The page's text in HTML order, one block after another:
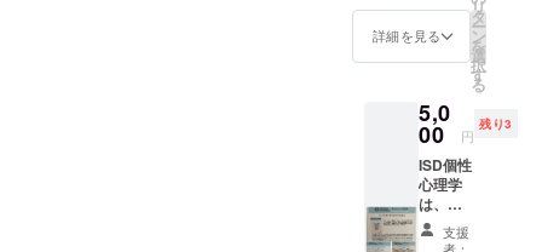
張って
るから
褒美し
ましょ
う。 カ
ウンセ
リング
～ハン
ドケア
リー、
ペパー
ペアミ
ント、
レモ
ン、シ
ソ、
ユーカ
リ、プ
カフェ
にて、
2018/11
月の火
曜日・
にて開
催。
（別
途、ご
ラズリ
入り。
ナーと
の絆を
深める
石 ペ
リドッ
ト入
り。 ■
サイズ
テー
マ、課
題、使
命、才
望と 今
年の運
命的な
傾向を
アドバ
イスい
たしま
す。 電
詳細を見る
リ
タ
ー
ン
を
選
択
す
る
5,0
00 円
残り3
ISD個性
心理学
は、生
年月日
から割
支援
者：